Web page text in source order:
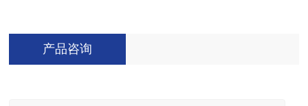
产品咨询